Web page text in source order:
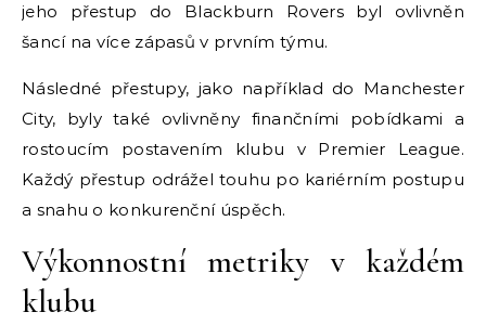
jeho přestup do Blackburn Rovers byl ovlivněn
šancí na více zápasů v prvním týmu.
Následné přestupy, jako například do Manchester
City, byly také ovlivněny finančními pobídkami a
rostoucím postavením klubu v Premier League.
Každý přestup odrážel touhu po kariérním postupu
a snahu o konkurenční úspěch.
Výkonnostní metriky v každém
klubu